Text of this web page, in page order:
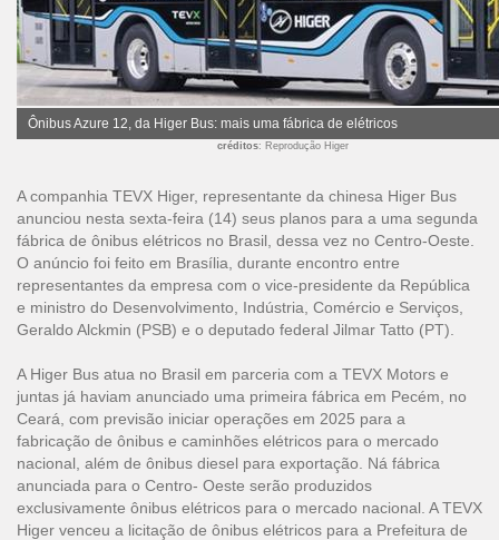
Ônibus Azure 12, da Higer Bus: mais uma fábrica de elétricos
créditos: Reprodução Higer
A companhia TEVX Higer, representante da chinesa Higer Bus
anunciou nesta sexta-feira (14) seus planos para a uma segunda
fábrica de ônibus elétricos no Brasil, dessa vez no Centro-Oeste.
O anúncio foi feito em Brasília, durante encontro entre
representantes da empresa com o vice-presidente da República
e ministro do Desenvolvimento, Indústria, Comércio e Serviços,
Geraldo Alckmin (PSB) e o deputado federal Jilmar Tatto (PT).
A Higer Bus atua no Brasil em parceria com a TEVX Motors e
juntas já haviam anunciado uma primeira fábrica em Pecém, no
Ceará, com previsão iniciar operações em 2025 para a
fabricação de ônibus e caminhões elétricos para o mercado
nacional, além de ônibus diesel para exportação. Ná fábrica
anunciada para o Centro- Oeste serão produzidos
exclusivamente ônibus elétricos para o mercado nacional. A TEVX
Higer venceu a licitação de ônibus elétricos para a Prefeitura de